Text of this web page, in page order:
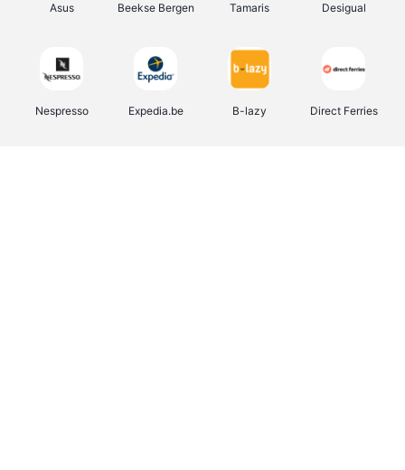
Asus Beekse Bergen Tamaris Desigual
Nespresso Expedia.be B-lazy Direct Ferries